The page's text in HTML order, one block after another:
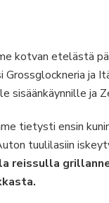
kotvan etelästä
Grossglockneria ja
sisäänkäynnille ja
tietysti ensin
tuulilasiin
reissulla